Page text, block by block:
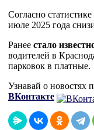
Согласно
июле 2025 года
Ранее стало
водителей в
парковок в платные.
Узнавай о новостях
ВКонтакте